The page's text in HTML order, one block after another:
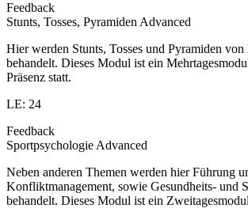
Feedback
Stunts, Tosses, Pyramiden Advanced
Hier werden Stunts, Tosses und Pyramiden
behandelt. Dieses Modul ist ein
Präsenz statt.
LE: 24
Feedback
Sportpsychologie Advanced
Neben anderen Themen werden hier Führung
Konfliktmanagement, sowie Gesundheits- und
behandelt. Dieses Modul ist ein